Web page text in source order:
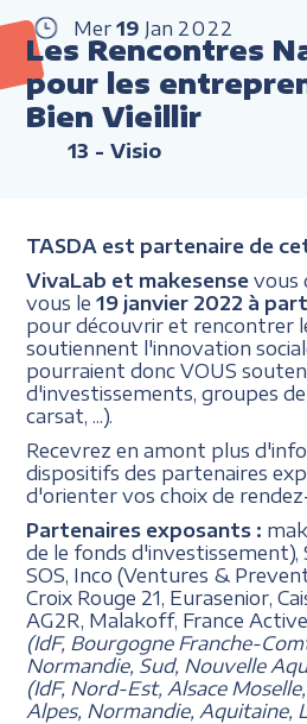
Mer 19 Jan 2022
Les Rencontres
pour les
Bien Vieillir
13 - Visio
TASDA est partenaire de
VivaLab et makesense vous
vous le19 janvier 2022 à
pour découvrir et rencontrer
soutiennent l'innovation
pourraient donc VOUS
d'investissements, groupes
carsat, ...).
Recevrez en amont plus
dispositifs des partenaires
d'orienter vos choix de
Partenaires exposants :
de le fonds d'investissement),
SOS, Inco (Ventures &
Croix Rouge 21, Eurasenior,
AG2R, Malakoff, France
(IdF, Bourgogne Franche-
Normandie, Sud, Nouvelle
(IdF, Nord-Est, Alsace
Alpes, Normandie, Aquitaine,